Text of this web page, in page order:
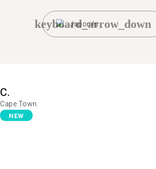
Japonês
keyboard_arrow_down
C.
Cape Town
NEW